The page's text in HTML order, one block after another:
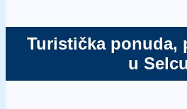
Turistička ponuda,
u Selcu